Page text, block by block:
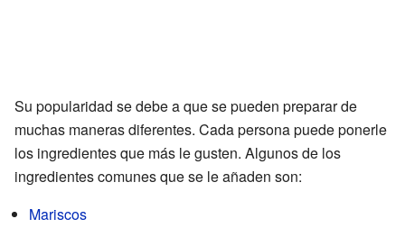
Su popularidad se debe a que se pueden preparar de
muchas maneras diferentes. Cada persona puede ponerle
los ingredientes que más le gusten. Algunos de los
ingredientes comunes que se le añaden son:
Mariscos